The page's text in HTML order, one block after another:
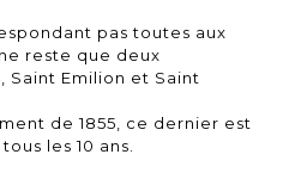
pas toutes aux
reste que deux
Saint Emilion et Saint
de 1855, ce dernier est
les 10 ans.